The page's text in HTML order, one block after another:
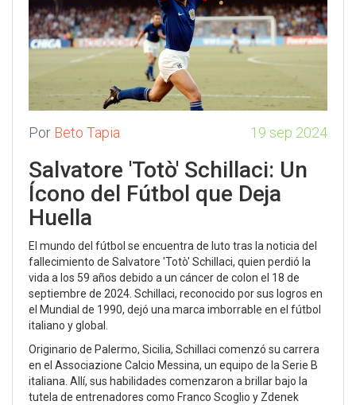
Por Beto Tapia 19 sep 2024
Salvatore 'Totò' Schillaci: Un
Ícono del Fútbol que Deja
Huella
El mundo del fútbol se encuentra de luto tras la noticia del
fallecimiento de Salvatore 'Totò' Schillaci, quien perdió la
vida a los 59 años debido a un cáncer de colon el 18 de
septiembre de 2024. Schillaci, reconocido por sus logros en
el Mundial de 1990, dejó una marca imborrable en el fútbol
italiano y global.
Originario de Palermo, Sicilia, Schillaci comenzó su carrera
en el Associazione Calcio Messina, un equipo de la Serie B
italiana. Allí, sus habilidades comenzaron a brillar bajo la
tutela de entrenadores como Franco Scoglio y Zdenek